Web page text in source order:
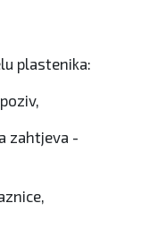
plastenika:
zahtjeva -